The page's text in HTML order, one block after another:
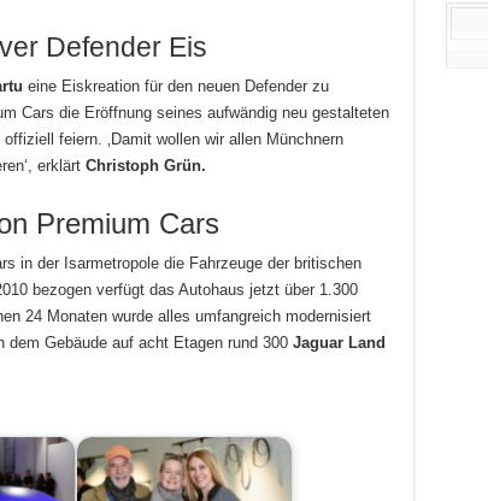
Defender Eis
eine Eiskreation für den neuen Defender zu
Cars die Eröffnung seines aufwändig neu gestalteten
feiern. ‚Damit wollen wir allen Münchnern
erklärt Christoph Grün.
Premium Cars
in der Isarmetropole die Fahrzeuge der britischen
bezogen verfügt das Autohaus jetzt über 1.300
24 Monaten wurde alles umfangreich modernisiert
dem Gebäude auf acht Etagen rund 300 Jaguar Land